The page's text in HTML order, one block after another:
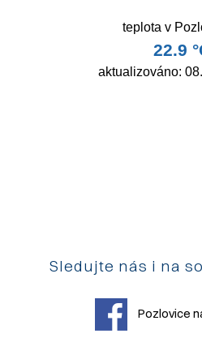
Sledujte nás i na
Pozlovice